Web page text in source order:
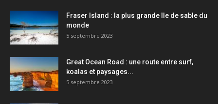
Fraser Island : la plus grande île de sable du
monde
5 septembre 2023
Great Ocean Road : une route entre surf,
koalas et paysages...
5 septembre 2023